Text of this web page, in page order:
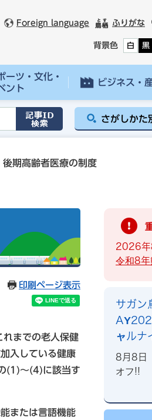
Foreign language ふりがな
背景色 白 黒
ーツ・文化・
ント
ビジネス・
さがしかた
後期高齢者医療の制度
印刷ページ表示
までの老人保健
入している健康
(1)～(4)に該当す
または言語機能
2026年
令和8年
サガン
ャルナ
8月8日
オフ!!